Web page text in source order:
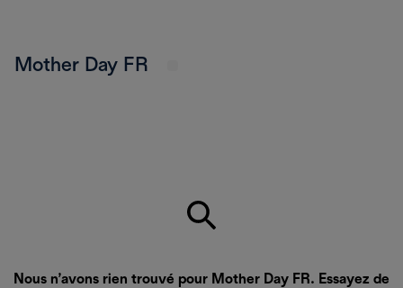
Mother Day FR
Nous n’avons rien trouvé pour Mother Day FR. Essayez de